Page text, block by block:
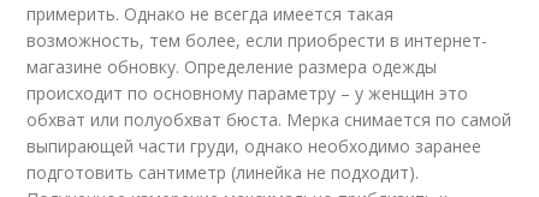
примерить. Однако не всегда имеется такая
возможность, тем более, если приобрести в интернет-
магазине обновку. Определение размера одежды
происходит по основному параметру – у женщин это
обхват или полуобхват бюста. Мерка снимается по самой
выпирающей части груди, однако необходимо заранее
подготовить сантиметр (линейка не подходит).